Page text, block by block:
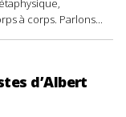
à corps. Parlons...
d’Albert